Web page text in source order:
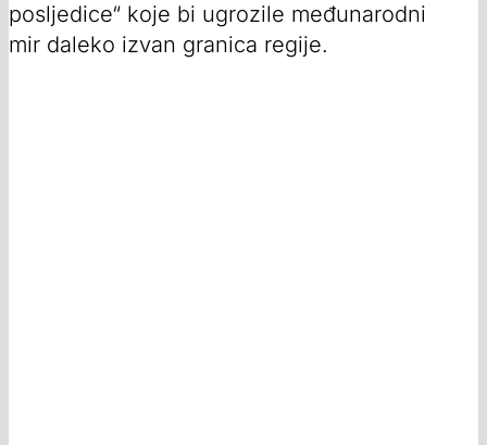
posljedice“ koje bi ugrozile međunarodni
mir daleko izvan granica regije.